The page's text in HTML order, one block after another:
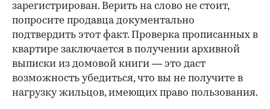
зарегистрирован. Верить на слово не стоит,
попросите продавца документально
подтвердить этот факт. Проверка прописанных в
квартире заключается в получении архивной
выписки из домовой книги — это даст
возможность убедиться, что вы не получите в
нагрузку жильцов, имеющих право пользования.